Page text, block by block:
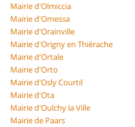
Mairie d'Olmiccia
Mairie d'Omessa
Mairie d'Orainville
Mairie d'Origny en Thiérache
Mairie d'Ortale
Mairie d'Orto
Mairie d'Osly Courtil
Mairie d'Ota
Mairie d'Oulchy la Ville
Mairie de Paars